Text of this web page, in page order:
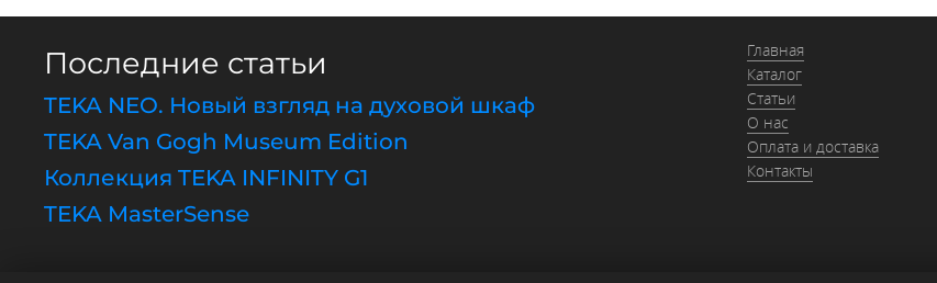
Последние статьи
TEKA NEO. Новый взгляд на духовой шкаф
TEKA Van Gogh Museum Edition
Коллекция TEKA INFINITY G1
TEKA MasterSense
Главная
Каталог
Статьи
О нас
Оплата и доставка
Контакты